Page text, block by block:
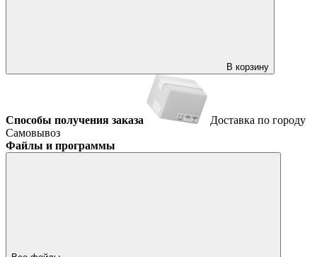
В корзину
Способы получения заказа
Доставка по городу
Самовывоз
Файлы и программы